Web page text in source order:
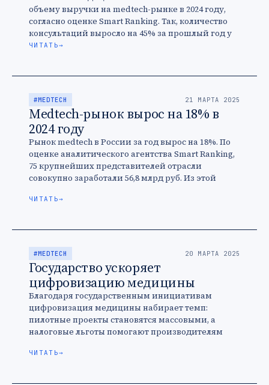
объему выручки на medtech-рынке в 2024 году,
согласно оценке Smart Ranking. Так, количество
консультаций выросло на 45% за прошлый год у
одного из …
ЧИТАТЬ→
#MEDTECH 21 МАРТА 2025
Medtech-рынок вырос на 18% в
2024 году
Рынок medtech в России за год вырос на 18%. По
оценке аналитического агентства Smart Ranking,
75 крупнейших представителей отрасли
совокупно заработали 56,8 млрд руб. Из этой
ЧИТАТЬ→
#MEDTECH 20 МАРТА 2025
Государство ускоряет
цифровизацию медицины
Благодаря государственным инициативам
цифровизация медицины набирает темп:
пилотные проекты становятся массовыми, а
налоговые льготы помогают производителям
ЧИТАТЬ→